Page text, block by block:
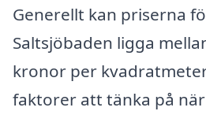
Generellt kan priserna
Saltsjöbaden ligga
kronor per
faktorer att tänka på